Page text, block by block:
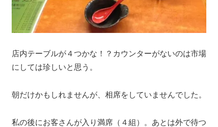
店内テーブルが４つかな！？カウンターがないのは市場
にしては珍しいと思う。
朝だけかもしれませんが、相席をしていませんでした。
私の後にお客さんが入り満席（４組）。あとは外で待つ